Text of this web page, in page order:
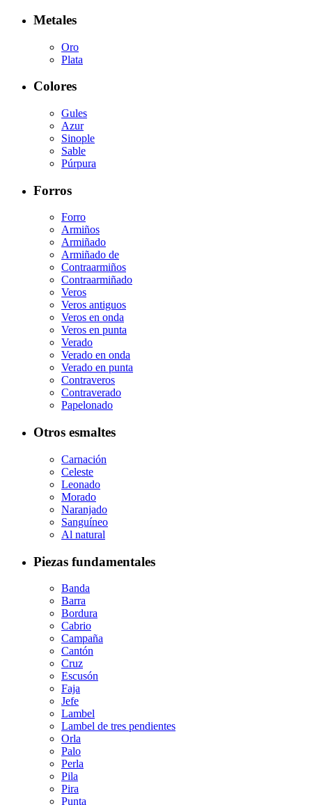
Metales
Oro
Plata
Colores
Gules
Azur
Sinople
Sable
Púrpura
Forros
Forro
Armiños
Armiñado
Armiñado de
Contraarmiños
Contraarmiñado
Veros
Veros antiguos
Veros en onda
Veros en punta
Verado
Verado en onda
Verado en punta
Contraveros
Contraverado
Papelonado
Otros esmaltes
Carnación
Celeste
Leonado
Morado
Naranjado
Sanguíneo
Al natural
Piezas fundamentales
Banda
Barra
Bordura
Cabrio
Campaña
Cantón
Cruz
Escusón
Faja
Jefe
Lambel
Lambel de tres pendientes
Orla
Palo
Perla
Pila
Pira
Punta